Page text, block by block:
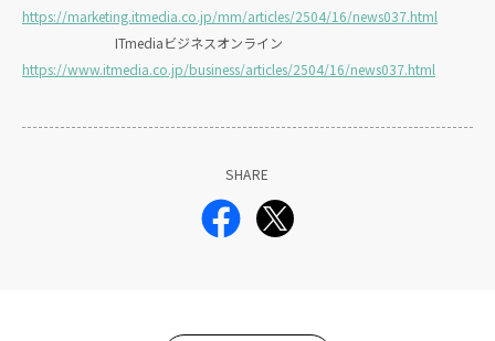
https://marketing.itmedia.co.jp/mm/articles/2504/16/news037.html
ITmediaビジネスオンライン
https://www.itmedia.co.jp/business/articles/2504/16/news037.html
SHARE